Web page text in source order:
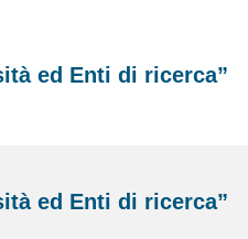
ed Enti di ricerca”
ed Enti di ricerca”